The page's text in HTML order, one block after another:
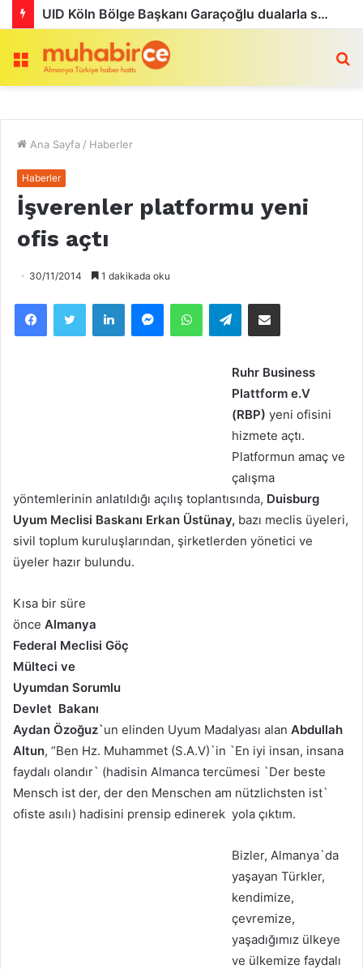
UID Köln Bölge Başkanı Garaçoğlu dualarla son yolculuğuna uğurlandı
Menü
Ana Sayfa / Haberler
Haberler
İşverenler platformu yeni
ofis açtı
30/11/2014 1 dakikada oku
Telegram
Ruhr Business
Plattform e.V
(RBP) yeni ofisini
hizmete açtı.
Platformun amaç ve
çalışma
yöntemlerinin anlatıldığı açılış toplantısında, Duisburg
Uyum Meclisi Baskanı Erkan Üstünay, bazı meclis üyeleri,
sivil toplum kuruluşlarından, şirketlerden yönetici ve
üyeler hazır bulundu.
Kısa bir süre
önce Almanya
Federal Meclisi Göç
Mülteci ve
Uyumdan Sorumlu
Devlet Bakanı
Aydan Özoğuz`un elinden Uyum Madalyası alan Abdullah
Altun, “Ben Hz. Muhammet (S.A.V)`in `En iyi insan, insana
faydalı olandır` (hadisin Almanca tercümesi `Der beste
Mensch ist der, der den Menschen am nützlichsten ist`
ofiste asılı) hadisini prensip edinerek yola çıktım.
Bizler, Almanya`da
yaşayan Türkler,
kendimize,
çevremize,
yaşadığımız ülkeye
ve ülkemize faydalı